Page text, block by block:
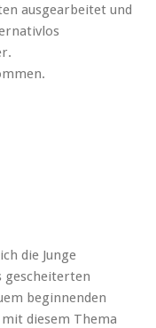
ausgearbeitet und
die Junge
gescheiterten
beginnenden
diesem Thema